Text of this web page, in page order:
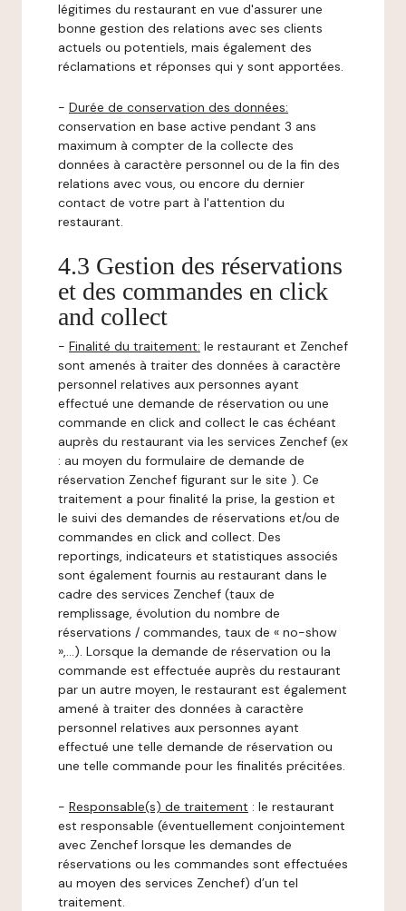
légitimes du restaurant en vue d'assurer une
bonne gestion des relations avec ses clients
actuels ou potentiels, mais également des
réclamations et réponses qui y sont apportées.
- Durée de conservation des données:
conservation en base active pendant 3 ans
maximum à compter de la collecte des
données à caractère personnel ou de la fin des
relations avec vous, ou encore du dernier
contact de votre part à l'attention du
restaurant.
4.3 Gestion des réservations
et des commandes en click
and collect
- Finalité du traitement: le restaurant et Zenchef
sont amenés à traiter des données à caractère
personnel relatives aux personnes ayant
effectué une demande de réservation ou une
commande en click and collect le cas échéant
auprès du restaurant via les services Zenchef (ex
: au moyen du formulaire de demande de
réservation Zenchef figurant sur le site ). Ce
traitement a pour finalité la prise, la gestion et
le suivi des demandes de réservations et/ou de
commandes en click and collect. Des
reportings, indicateurs et statistiques associés
sont également fournis au restaurant dans le
cadre des services Zenchef (taux de
remplissage, évolution du nombre de
réservations / commandes, taux de « no-show
»,…). Lorsque la demande de réservation ou la
commande est effectuée auprès du restaurant
par un autre moyen, le restaurant est également
amené à traiter des données à caractère
personnel relatives aux personnes ayant
effectué une telle demande de réservation ou
une telle commande pour les finalités précitées.
- Responsable(s) de traitement : le restaurant
est responsable (éventuellement conjointement
avec Zenchef lorsque les demandes de
réservations ou les commandes sont effectuées
au moyen des services Zenchef) d’un tel
traitement.